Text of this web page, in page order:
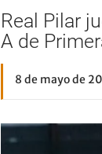
Real Pilar
A de
8 de mayo de